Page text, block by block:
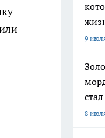
9
8